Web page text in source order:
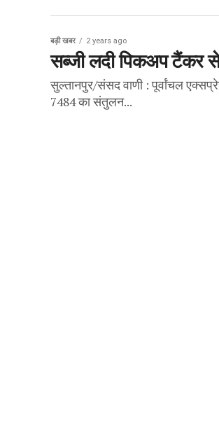
बड़ी खबर 2 years ago
सब्जी लदी पिकअप टैंकर
सुल्तानपुर/संसद वाणी : पूर्वांचल
7484 का संतुलन...